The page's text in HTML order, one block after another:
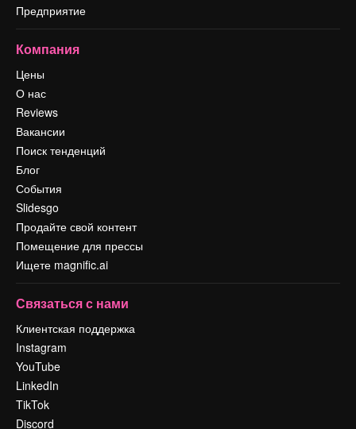
Предприятие
Компания
Цены
О нас
Reviews
Вакансии
Поиск тенденций
Блог
События
Slidesgo
Продайте свой контент
Помещение для прессы
Ищете magnific.ai
Связаться с нами
Клиентская поддержка
Instagram
YouTube
LinkedIn
TikTok
Discord